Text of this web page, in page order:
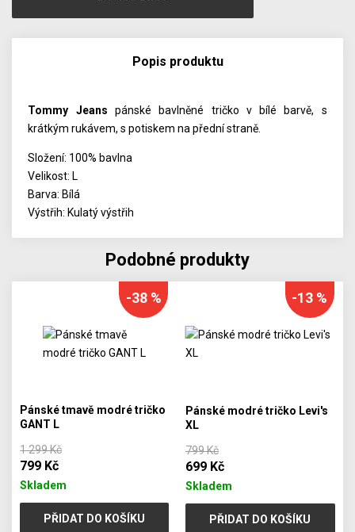
Popis produktu
Tommy Jeans pánské bavlněné tričko v bílé barvě, s
krátkým rukávem, s potiskem na přední straně.
Složení: 100% bavlna
Velikost: L
Barva: Bílá
Výstřih: Kulatý výstřih
Podobné produkty
-38 %
Pánské tmavě modré tričko
GANT L
1 299 Kč
799 Kč
Skladem
PŘIDAT DO KOŠÍKU
-13 %
Pánské modré tričko Levi's
XL
799 Kč
699 Kč
Skladem
PŘIDAT DO KOŠÍKU